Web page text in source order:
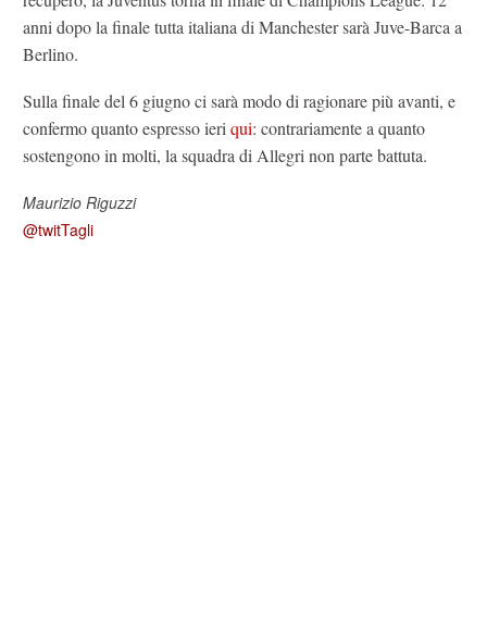
anni dopo la finale tutta italiana di Manchester sarà Juve-Barca a
Berlino.
Sulla finale del 6 giugno ci sarà modo di ragionare più avanti, e
confermo quanto espresso ieri qui: contrariamente a quanto
sostengono in molti, la squadra di Allegri non parte battuta.
Maurizio Riguzzi
@twitTagli